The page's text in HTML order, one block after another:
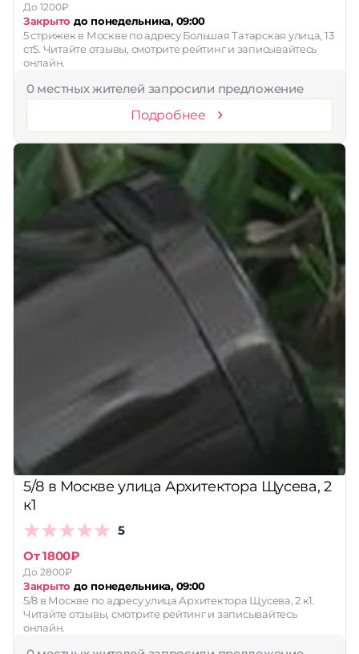
До 1200₽
Закрыто до понедельника, 09:00
5 стрижек в Москве по адресу Большая Татарская улица, 13
ст5. Читайте отзывы, смотрите рейтинг и записывайтесь
онлайн.
0 местных жителей запросили предложение
Подробнее
5/8 в Москве улица Архитектора Щусева, 2
к1
5
От 1800₽
До 2800₽
Закрыто до понедельника, 09:00
5/8 в Москве по адресу улица Архитектора Щусева, 2 к1.
Читайте отзывы, смотрите рейтинг и записывайтесь
онлайн.